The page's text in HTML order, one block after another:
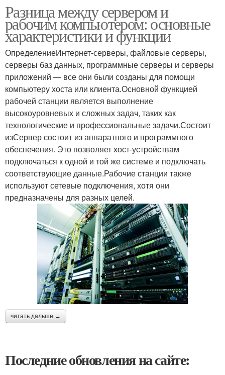
Разница между сервером и
рабочим компьютером: основные
характеристики и функции
ОпределениеИнтернет-серверы, файловые серверы,
серверы баз данных, программные серверы и серверы
приложений — все они были созданы для помощи
компьютеру хоста или клиента.Основной функцией
рабочей станции является выполнение
высокоуровневых и сложных задач, таких как
технологические и профессиональные задачи.Состоит
изСервер состоит из аппаратного и программного
обеспечения. Это позволяет хост-устройствам
подключаться к одной и той же системе и подключать
соответствующие данные.Рабочие станции также
используют сетевые подключения, хотя они
предназначены для разных целей.
читать дальше →
Последние обновления на сайте: